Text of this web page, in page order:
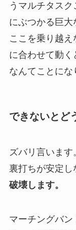
うマルチタス
にぶつかる巨大
ここを乗り越え
に合わせて動
なんてことにな
できないとど
ズバリ言います
裏打ちが安定し
破壊します。
マーチングバ